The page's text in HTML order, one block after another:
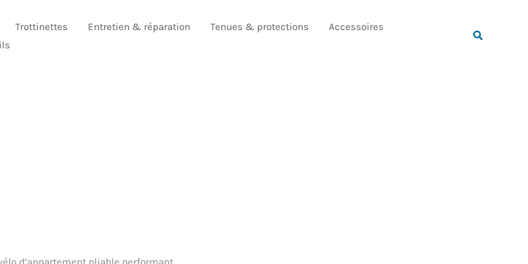
Trottinettes Entretien & réparation Tenues & protections
Accessoires
Rechercher
d’appartement pliable performant